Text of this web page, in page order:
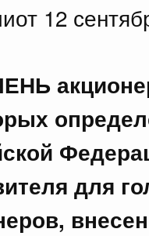
12
для